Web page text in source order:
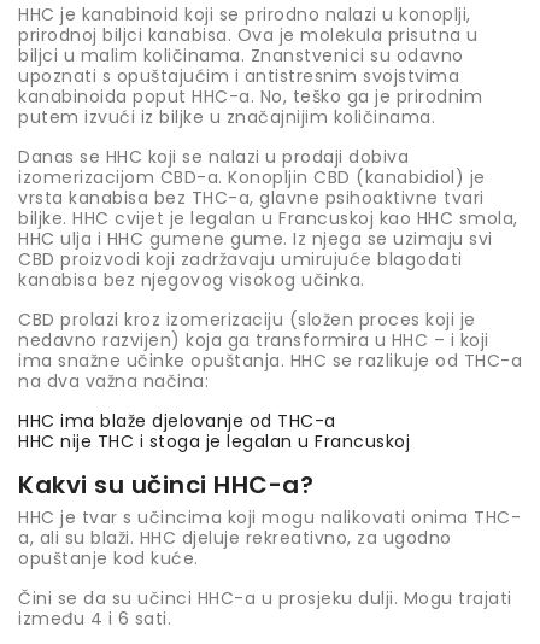
HHC je kanabinoid koji se prirodno nalazi u konoplji,
prirodnoj biljci kanabisa. Ova je molekula prisutna u
biljci u malim količinama. Znanstvenici su odavno
upoznati s opuštajućim i antistresnim svojstvima
kanabinoida poput HHC-a. No, teško ga je prirodnim
putem izvući iz biljke u značajnijim količinama.
Danas se HHC koji se nalazi u prodaji dobiva
izomerizacijom CBD-a. Konopljin CBD (kanabidiol) je
vrsta kanabisa bez THC-a, glavne psihoaktivne tvari
biljke. HHC cvijet je legalan u Francuskoj kao HHC smola,
HHC ulja i HHC gumene gume. Iz njega se uzimaju svi
CBD proizvodi koji zadržavaju umirujuće blagodati
kanabisa bez njegovog visokog učinka.
CBD prolazi kroz izomerizaciju (složen proces koji je
nedavno razvijen) koja ga transformira u HHC – i koji
ima snažne učinke opuštanja. HHC se razlikuje od THC-a
na dva važna načina:
HHC ima blaže djelovanje od THC-a
HHC nije THC i stoga je legalan u Francuskoj
Kakvi su učinci HHC-a?
HHC je tvar s učincima koji mogu nalikovati onima THC-
a, ali su blaži. HHC djeluje rekreativno, za ugodno
opuštanje kod kuće.
Čini se da su učinci HHC-a u prosjeku dulji. Mogu trajati
između 4 i 6 sati.